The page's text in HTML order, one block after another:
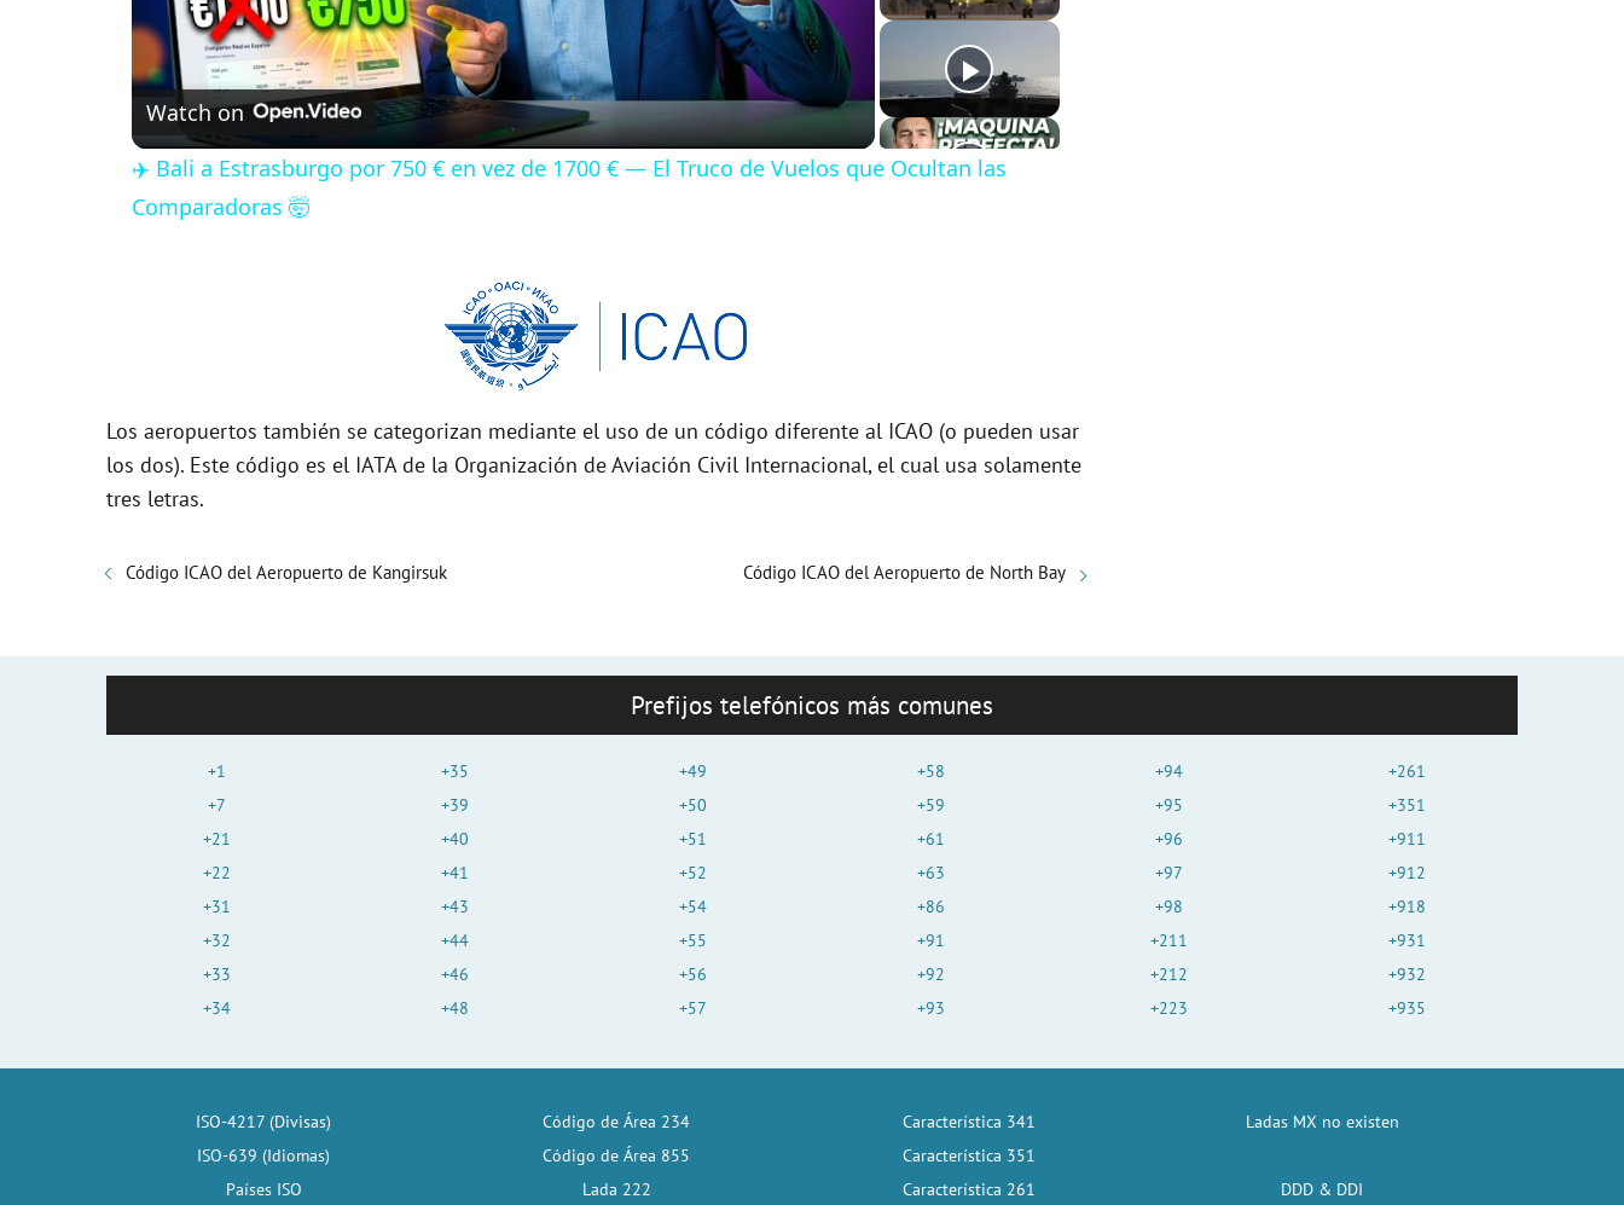
l
a
i
e
Watch on
✈️ Bali a Estrasburgo por 750 € en vez de 1700 € — El Truco de Vuelos que Ocultan las
Comparadoras 🤯
Los aeropuertos también se categorizan mediante el uso de un código diferente al ICAO (o pueden usar
los dos). Este código es el IATA de la Organización de Aviación Civil Internacional, el cual usa solamente
tres letras.
Código ICAO del Aeropuerto de Kangirsuk Código ICAO del Aeropuerto de North Bay
Prefijos telefónicos más comunes
+1
+7
+21
+22
+31
+32
+33
+34
+35
+39
+40
+41
+43
+44
+46
+48
+49
+50
+51
+52
+54
+55
+56
+57
+58
+59
+61
+63
+86
+91
+92
+93
+94
+95
+96
+97
+98
+211
+212
+223
+261
+351
+911
+912
+918
+931
+932
+935
ISO-4217 (Divisas)
ISO-639 (Idiomas)
Países ISO
Código de Área 234
Código de Área 855
Lada 222
Característica 341
Característica 351
Característica 261
Ladas MX no existen
DDD & DDI